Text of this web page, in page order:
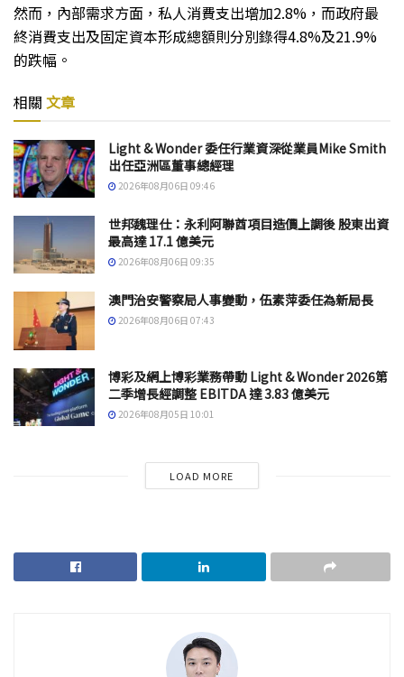
然而，內部需求方面，私人消費支出增加2.8%，而政府最
終消費支出及固定資本形成總額則分別錄得4.8%及21.9%
的跌幅。
相關 文章
Light & Wonder 委任行業資深從業員Mike Smith
出任亞洲區董事總經理
2026年08月06日 09:46
世邦魏理仕：永利阿聯酋項目造價上調後 股東出資
最高達 17.1 億美元
2026年08月06日 09:35
澳門治安警察局人事變動，伍素萍委任為新局長
2026年08月06日 07:43
博彩及網上博彩業務帶動 Light & Wonder 2026第
二季增長經調整 EBITDA 達 3.83 億美元
2026年08月05日 10:01
LOAD MORE